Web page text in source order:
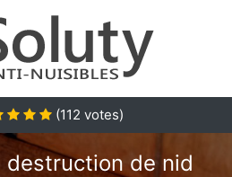
(112 votes)
destruction de nid